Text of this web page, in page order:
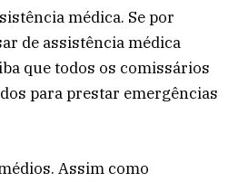
médica. Se por
de assistência médica
que todos os comissários
para prestar emergências
Assim como